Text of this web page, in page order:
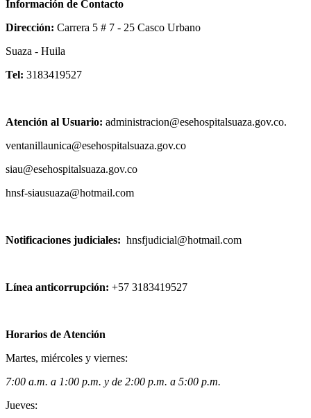
Información de Contacto
Dirección: Carrera 5 # 7 - 25 Casco Urbano
Suaza - Huila
Tel: 3183419527
Atención al Usuario: administracion@esehospitalsuaza.gov.co.
ventanillaunica@esehospitalsuaza.gov.co
hnsf-siausuaza@hotmail.com
Notificaciones judiciales: hnsfjudicial@hotmail.com
Línea anticorrupción: +57 3183419527
Horarios de Atención
Martes, miércoles y viernes:
7:00 a.m. a 1:00 p.m. y de 2:00 p.m. a 5:00 p.m.
Jueves: